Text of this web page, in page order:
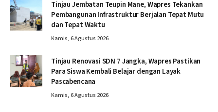
Tinjau Jembatan Teupin Mane, Wapres Tekankan
Pembangunan Infrastruktur Berjalan Tepat Mutu
dan Tepat Waktu
Kamis, 6 Agustus 2026
Tinjau Renovasi SDN 7 Jangka, Wapres Pastikan
Para Siswa Kembali Belajar dengan Layak
Pascabencana
Kamis, 6 Agustus 2026